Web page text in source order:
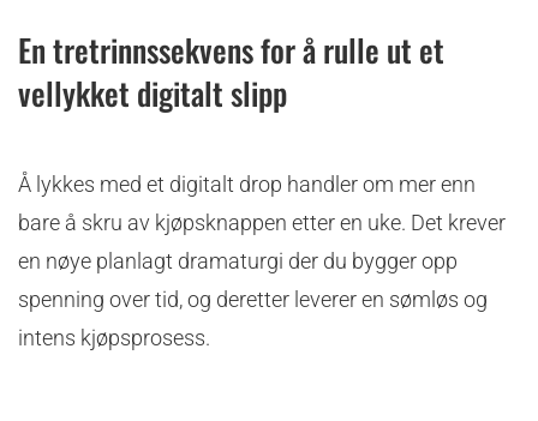
En tretrinnssekvens for å rulle ut et
vellykket digitalt slipp
Å lykkes med et digitalt drop handler om mer enn
bare å skru av kjøpsknappen etter en uke. Det krever
en nøye planlagt dramaturgi der du bygger opp
spenning over tid, og deretter leverer en sømløs og
intens kjøpsprosess.